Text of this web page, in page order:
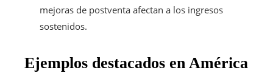
mejoras de postventa afectan a los ingresos
sostenidos.
Ejemplos destacados en América